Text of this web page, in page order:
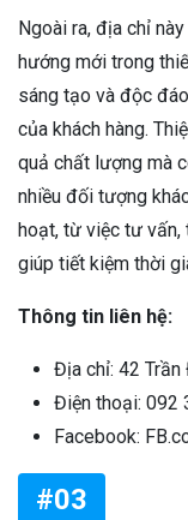
Ngoài ra, địa chỉ
hướng mới trong
sáng tạo và độc
của khách hàng.
quả chất lượng mà
nhiều đối tượng
hoạt, từ việc tư vấn,
giúp tiết kiệm thời
Thông tin liên hệ:
Địa chỉ: 42 Trần
Điện thoại: 092
Facebook:
#03